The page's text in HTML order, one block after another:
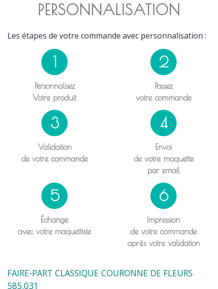
PERSONNALISATION
Les étapes de votre commande avec personnalisation :
1
Personnalisez
Votre produit
2
Passez
votre commande
3
Validation
de votre commande
4
Envoi
de votre maquette
par email
5
Échange
avec votre maquettiste
6
Impression
de votre commande
après votre validation
FAIRE-PART CLASSIQUE COURONNE DE FLEURS
585.031